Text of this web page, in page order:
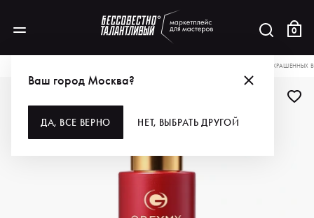
0
Ваш город Москва?
ДА, ВСЕ ВЕРНО НЕТ, ВЫБРАТЬ ДРУГОЙ
GREYMY КОНДИЦИОНЕР ДЛЯ ОКРАШЕННЫХ